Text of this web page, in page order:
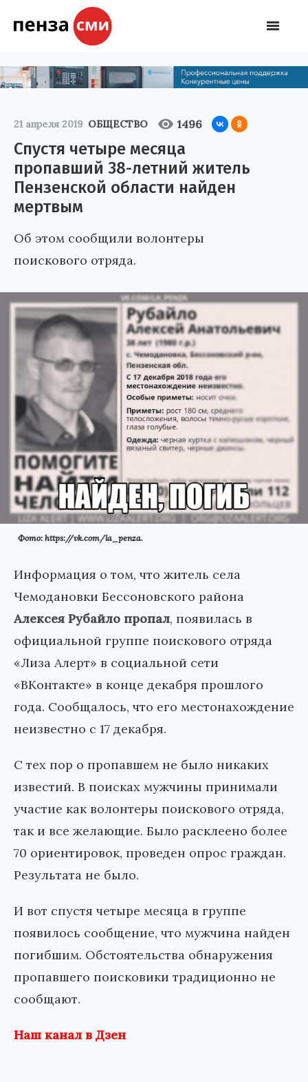
21 апреля 2019 ОБЩЕСТВО 1496
Спустя четыре месяца
пропавший 38-летний житель
Пензенской области найден
мертвым
Об этом сообщили волонтеры
поискового отряда.
Фото: https://vk.com/la_penza.
Информация о том, что житель села
Чемодановки Бессоновского района
Алексея Рубайло пропал, появилась в
официальной группе поискового отряда
«Лиза Алерт» в социальной сети
«ВКонтакте» в конце декабря прошлого
года. Сообщалось, что его местонахождение
неизвестно с 17 декабря.
С тех пор о пропавшем не было никаких
известий. В поисках мужчины принимали
участие как волонтеры поискового отряда,
так и все желающие. Было расклеено более
70 ориентировок, проведен опрос граждан.
Результата не было.
И вот спустя четыре месяца в группе
появилось сообщение, что мужчина найден
погибшим. Обстоятельства обнаружения
пропавшего поисковики традиционно не
сообщают.
Наш канал в Дзен